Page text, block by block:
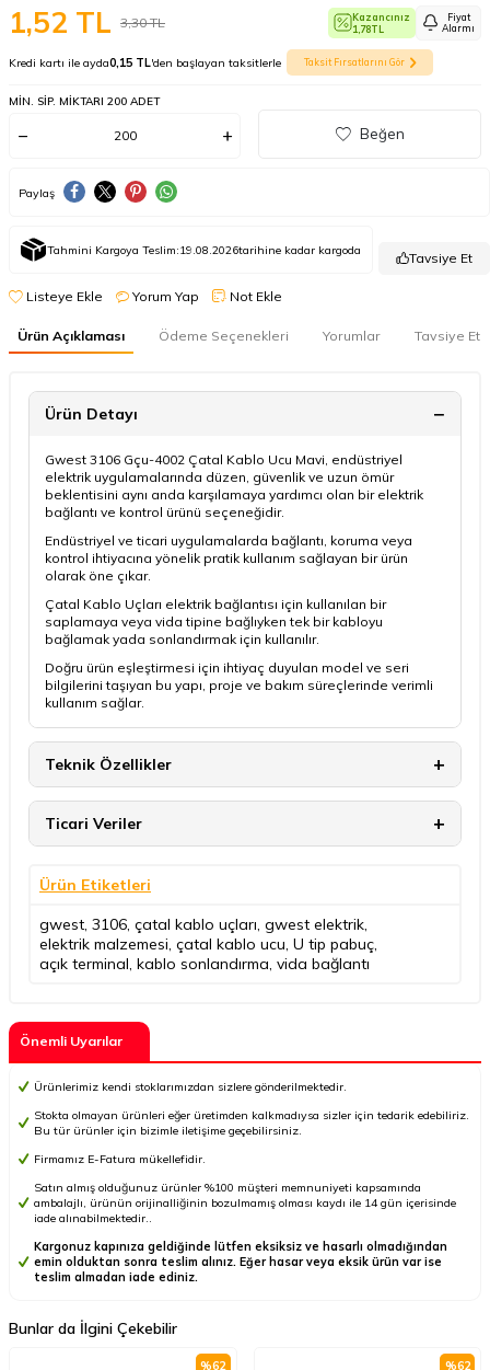
3,30TL
1,52 TL
Kazancınız
1,78TL
Fiyat
Alarmı
Kredi kartı ile ayda0,15 TL'den başlayan taksitlerle Taksit Fırsatlarını Gör
MIN. SIP. MIKTARI 200 ADET
Beğen
Paylaş
Tahmini Kargoya Teslim:19.08.2026tarihine kadar kargoda Tavsiye Et
Listeye Ekle Yorum Yap Not Ekle
Ürün Açıklaması Ödeme Seçenekleri Yorumlar Tavsiye Et
Ürün Detayı
Gwest 3106 Gçu-4002 Çatal Kablo Ucu Mavi, endüstriyel
elektrik uygulamalarında düzen, güvenlik ve uzun ömür
beklentisini aynı anda karşılamaya yardımcı olan bir elektrik
bağlantı ve kontrol ürünü seçeneğidir.
Endüstriyel ve ticari uygulamalarda bağlantı, koruma veya
kontrol ihtiyacına yönelik pratik kullanım sağlayan bir ürün
olarak öne çıkar.
Çatal Kablo Uçları elektrik bağlantısı için kullanılan bir
saplamaya veya vida tipine bağlıyken tek bir kabloyu
bağlamak yada sonlandırmak için kullanılır.
Doğru ürün eşleştirmesi için ihtiyaç duyulan model ve seri
bilgilerini taşıyan bu yapı, proje ve bakım süreçlerinde verimli
kullanım sağlar.
Teknik Özellikler
Ticari Veriler
Ürün Etiketleri
gwest, 3106, çatal kablo uçları, gwest elektrik,
elektrik malzemesi, çatal kablo ucu, U tip pabuç,
açık terminal, kablo sonlandırma, vida bağlantı
Önemli Uyarılar
Ürünlerimiz kendi stoklarımızdan sizlere gönderilmektedir.
Stokta olmayan ürünleri eğer üretimden kalkmadıysa sizler için tedarik edebiliriz.
Bu tür ürünler için bizimle iletişime geçebilirsiniz.
Firmamız E-Fatura mükellefidir.
Satın almış olduğunuz ürünler %100 müşteri memnuniyeti kapsamında
ambalajlı, ürünün orijinalliğinin bozulmamış olması kaydı ile 14 gün içerisinde
iade alınabilmektedir..
Kargonuz kapınıza geldiğinde lütfen eksiksiz ve hasarlı olmadığından
emin olduktan sonra teslim alınız. Eğer hasar veya eksik ürün var ise
teslim almadan iade ediniz.
Bunlar da İlgini Çekebilir
%62 %62